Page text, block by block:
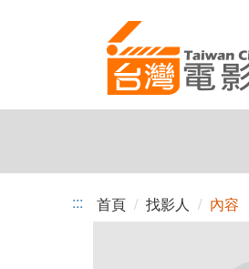
::: 首頁 找影人 內容